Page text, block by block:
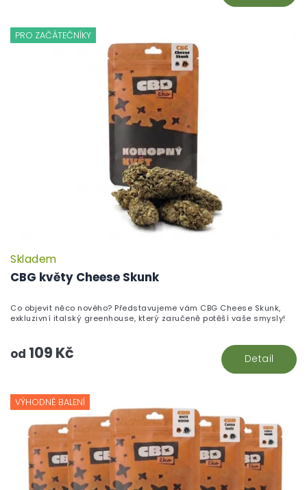
PRO ZAČÁTEČNÍKY
CBG květy Cheese Skunk
Skladem
od 109 Kč Detail
Co objevit něco nového? Představujeme vám CBG Cheese Skunk,
exkluzivní italský greenhouse, který zaručeně potěší vaše smysly!
VÝHODNÉ BALENÍ